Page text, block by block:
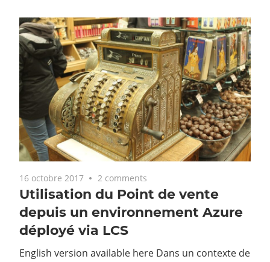
16 octobre 2017 2 comments
Utilisation du Point de vente
depuis un environnement Azure
déployé via LCS
English version available here Dans un contexte de